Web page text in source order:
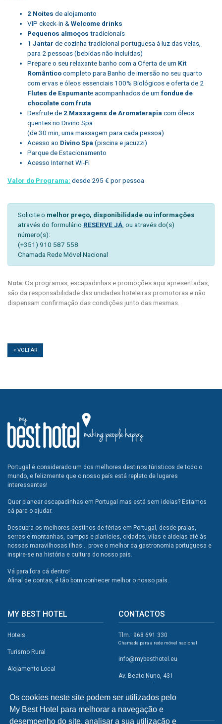
Os cookies neste site podem ser utilizados pelo
My Best Hotel para melhorar a navegação e
desempenho do site, analisar a sua utilização e
2 Noites de alojamento
VIP ckeck-in & Welcome drinks
Pequenos almoços tradicionais
1 Jantar de cozinha tradicional portuguesa à luz das velas,
para 2 pessoas (bebidas não incluídas)
Prepare o seu relaxante banho com a Oferta de um Kit
Românticocompleto para Banho de imersão no seu quarto
com ervas e óleos essenciais 100% Biológicos e oferta de 2
Flutes de Espumante acompanhados de um fondue de
chocolate com fruta
Desfrute de 2 Massagens de Aromaterapia com óleos
quentes no Divino Spa
(de 30 min, uma massagem para cada pessoa)
Acesso ao Divino Spa (piscina e jacuzzi)
Parque de Estacionamento
Acesso Internet Wi-Fi
Valor do Programa: desde 295 € por pessoa
Solicite o melhor preço, disponibilidade ou informações
através do formulário RESERVE JÁ , ou através do(s)
número(s):
(+351) 910 587 558
Chamada Rede Móvel Nacional
Nota:Os programas, escapadinhas e promoções aqui apresentadas,
são da responsabilidade das unidades hoteleiras promotoras e não
dispensam confirmação das condições junto das mesmas.
« VOLTAR
Portugal é considerado um dos melhores destinos túristicos de todo o
mundo, e felizmente que o nosso país está repleto de lugares
interessantes!
Quer planear escapadinhas em Portugal mas está sem ideias? Estamos
cá para o ajudar.
Descubra os melhores destinos de férias em Portugal, desde praias,
serras e montanhas, campos e planicies, cidades, vilas e aldeias até às
nossas maravilhosas ilhas... prove o melhor da gastronomia portuguesa e
inspire-se na história e cultura do nosso país.
Vá para fora cá dentro!
Afinal de contas, é tão bom conhecer melhor o nosso país.
MY BEST HOTEL
Hoteis
Turismo Rural
Alojamento Local
Campismo
Atividades
CONTACTOS
Tlm.: 968 691 330
Chamada para a rede móvel nacional
info@mybesthotel.eu
Av. Beato Nuno, 431
2495-401 Fátima
REDES SOCIAIS